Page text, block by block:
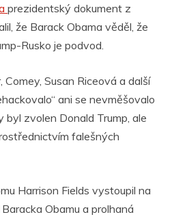
prezidentský dokument z
že Barack Obama věděl, že
Rusko je podvod.
Comey, Susan Riceová a další
ani se nevměšovalo
zvolen Donald Trump, ale
falešných
Harrison Fields vystoupil na
Obamu a prolhaná